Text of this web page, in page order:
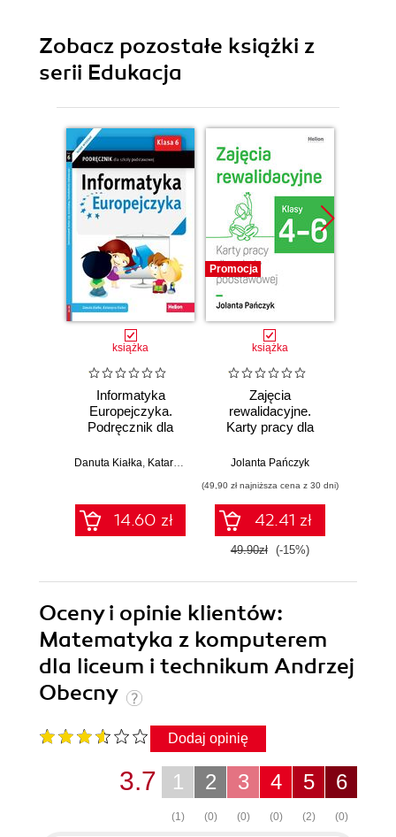
Zobacz pozostałe książki z
serii Edukacja
książka
Informatyka
Europejczyka.
Podręcznik dla
podstawowej.
Danuta Kiałka Katarzyna Kiałka
14.60 zł
Promocja
książka
Zajęcia
rewalidacyjne.
Karty pracy dla
podstawowej,
Jolanta Pańczyk
(49,90 zł najniższa cena z 30 dni)
42.41 zł
49.90zł (-15%)
Oceny i opinie klientów:
Matematyka z komputerem
dla liceum i technikum Andrzej
Obecny
Dodaj opinię
6
(0)
5
(2)
4
(0)
3
(0)
2
(0)
1
(1)
3.7